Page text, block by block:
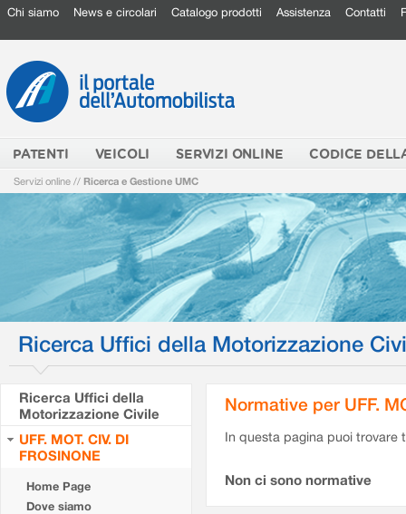
Chi siamo News e circolari Catalogo prodotti Assistenza Contatti
PATENTI VEICOLI SERVIZI ONLINE CODICE
Servizi online // Ricerca e Gestione UMC
Ricerca Uffici della Motorizzazione
Ricerca Uffici della
Motorizzazione Civile
UFF. MOT. CIV. DI
FROSINONE
Home Page
Dove siamo
Normative per UFF.
In questa pagina puoi
Non ci sono normative